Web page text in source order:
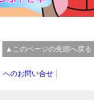
▲このページの先頭へ戻る
へのお問い合せ